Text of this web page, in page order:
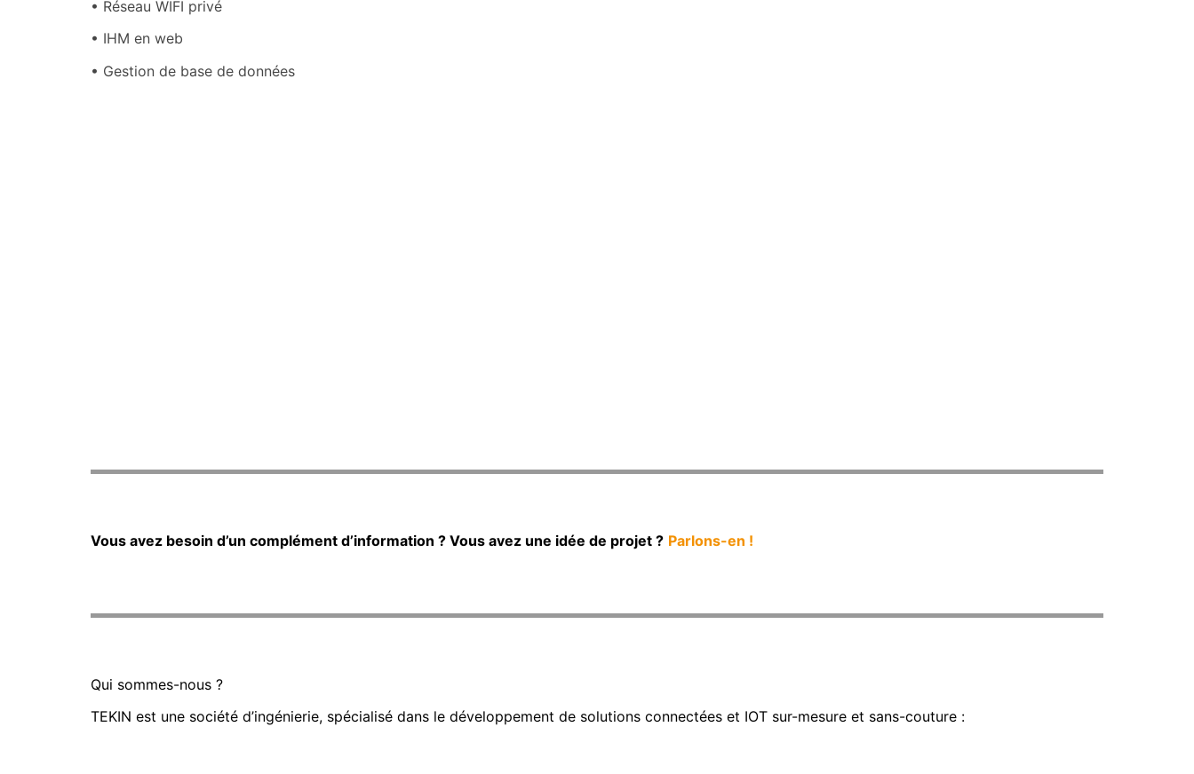
• Réseau WIFI privé
• IHM en web
• Gestion de base de données
Vous avez besoin d’un complément d’information ? Vous avez une idée de projet ? Parlons-en !
Qui sommes-nous ?
TEKIN est une société d’ingénierie, spécialisé dans le développement de solutions connectées et IOT sur-mesure et sans-couture :